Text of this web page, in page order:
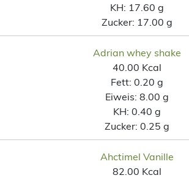
KH: 17.60 g
Zucker: 17.00 g
Adrian whey shake
40.00 Kcal
Fett: 0.20 g
Eiweis: 8.00 g
KH: 0.40 g
Zucker: 0.25 g
Ahctimel Vanille
82.00 Kcal